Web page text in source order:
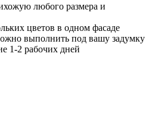
любого размера и
цветов в одном фасаде
выполнить под вашу задумку
1-2 рабочих дней